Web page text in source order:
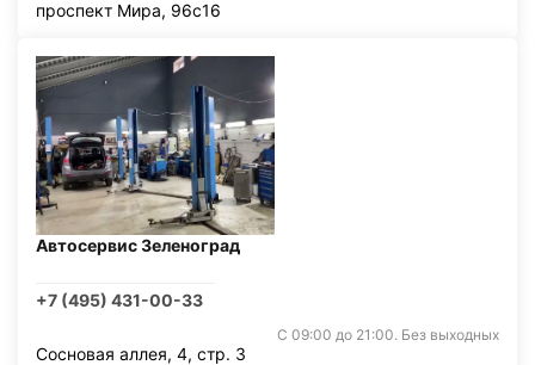
проспект Мира, 96с16
Автосервис Зеленоград
+7 (495) 431-00-33
С 09:00 до 21:00. Без выходных
Сосновая аллея, 4, стр. 3